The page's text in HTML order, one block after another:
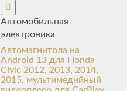
Автомобильная
электроника
Автомагнитола на
Android 13 для Honda
Civic 2012, 2013, 2014,
2015, мультимедийный